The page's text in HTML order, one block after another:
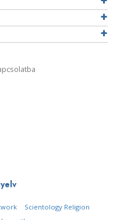
Scientology Religion